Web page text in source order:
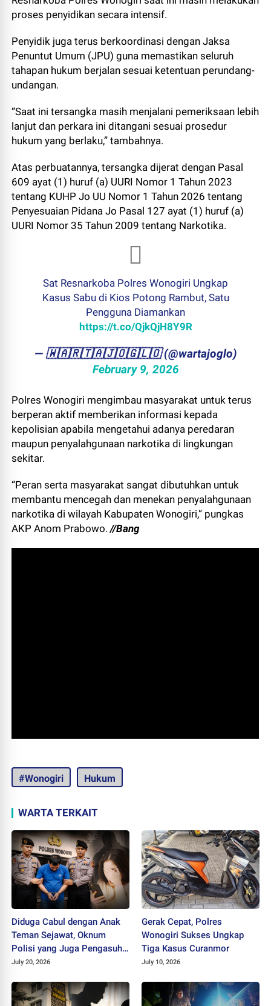
proses penyidikan secara intensif.
Penyidik juga terus berkoordinasi dengan Jaksa
Penuntut Umum (JPU) guna memastikan seluruh
tahapan hukum berjalan sesuai ketentuan perundang-
undangan.
“Saat ini tersangka masih menjalani pemeriksaan lebih
lanjut dan perkara ini ditangani sesuai prosedur
hukum yang berlaku,” tambahnya.
Atas perbuatannya, tersangka dijerat dengan Pasal
609 ayat (1) huruf (a) UURI Nomor 1 Tahun 2023
tentang KUHP Jo UU Nomor 1 Tahun 2026 tentang
Penyesuaian Pidana Jo Pasal 127 ayat (1) huruf (a)
UURI Nomor 35 Tahun 2009 tentang Narkotika.
Sat Resnarkoba Polres Wonogiri Ungkap
Kasus Sabu di Kios Potong Rambut, Satu
Pengguna Diamankan
https://t.co/QjkQjH8Y9R
— ​🇼​​🇦​​🇷​​🇹​​🇦​​🇯​​🇴​​🇬​​🇱​​🇴 (@wartajoglo)
February 9, 2026
Polres Wonogiri mengimbau masyarakat untuk terus
berperan aktif memberikan informasi kepada
kepolisian apabila mengetahui adanya peredaran
maupun penyalahgunaan narkotika di lingkungan
sekitar.
“Peran serta masyarakat sangat dibutuhkan untuk
membantu mencegah dan menekan penyalahgunaan
narkotika di wilayah Kabupaten Wonogiri,” pungkas
AKP Anom Prabowo.//Bang
#Wonogiri Hukum
WARTA TERKAIT
Diduga Cabul dengan Anak
Teman Sejawat, Oknum
Polisi yang Juga Pengasuh
Ponpes Ditahan Polres
July 20, 2026
Gerak Cepat, Polres
Wonogiri Sukses Ungkap
Tiga Kasus Curanmor
July 10, 2026